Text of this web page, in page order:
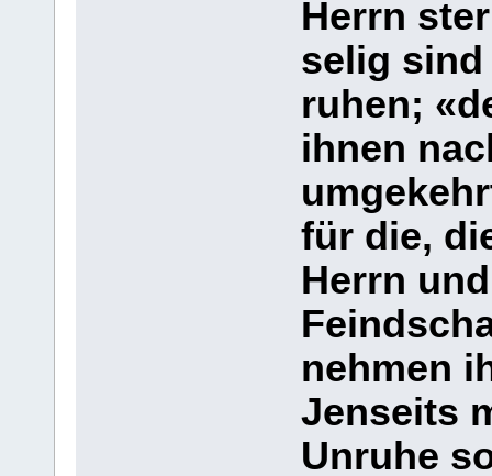
Herrn
selig
ruhen;
ihnen
für die,
Herrn
nehmen
Jenseits
Unruhe